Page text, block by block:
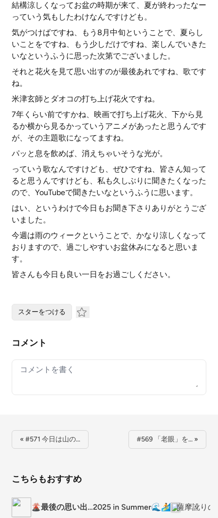
結構涼しくなってお盆の時期が来て、夏が終わったなー
っていう気もしたわけなんですけども。
気がつけばですね、もう8月中旬ということで、夏らし
いことをですね、もう少しだけですね、楽しんでいきた
いなというふうに思った次第でございました。
それと花火を見て思い出すのが最後あれですね、歌です
ね。
米津玄師とダオコの打ち上げ花火ですね。
7年くらい前ですかね、映画で打ち上げ花火、下から見
るか横から見るかっていうアニメがあったと思うんです
が、その主題歌になってますね。
パッと息を飲めば、消えちゃいそうな光が。
っていう歌なんですけども、ぜひですね、皆さん知って
ると思うんですけども、私も久しぶりに聞きたくなった
ので、YouTubeで聞きたいなというふうに思います。
はい、というわけで今日もお聞き下さりありがとうござ
いました。
今週は雨のウィークということで、かなり涼しくなって
おりますので、過ごしやすいお盆休みになると思いま
す。
皆さんも今日も良い一日をお過ごしください。
スターをつける
コメント
Your comment
« #571 今日は山の… #569 「老眼」を… »
こちらもおすすめ
🌋最後の思い出…2025 in Summer🌊🏄 薩摩訛りの